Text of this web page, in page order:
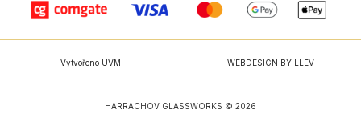
Vytvořeno UVM
HARRACHOV GLASSWORKS © 2026
WEBDESIGN BY LLEV